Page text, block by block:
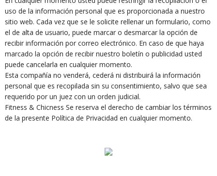
uso de la información personal que es proporcionada a nuestro
sitio web. Cada vez que se le solicite rellenar un formulario, como
el de alta de usuario, puede marcar o desmarcar la opción de
recibir información por correo electrónico. En caso de que haya
marcado la opción de recibir nuestro boletín o publicidad usted
puede cancelarla en cualquier momento.
Esta compañía no venderá, cederá ni distribuirá la información
personal que es recopilada sin su consentimiento, salvo que sea
requerido por un juez con un orden judicial.
Fitness & Chicness Se reserva el derecho de cambiar los términos
de la presente Política de Privacidad en cualquier momento.